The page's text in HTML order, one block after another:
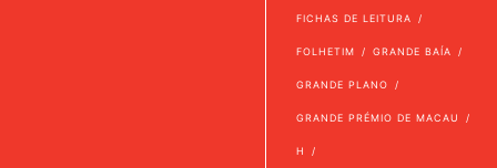
FICHAS DE LEITURA
FOLHETIM GRANDE BAÍA
GRANDE PLANO
GRANDE PRÉMIO DE MACAU
H